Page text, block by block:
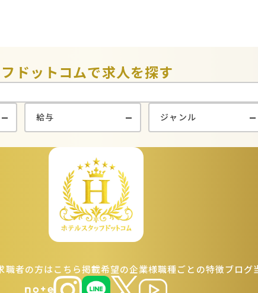
ドットコムで求人を探す
職者の方はこちら掲載希望の企業様職種ごとの特徴ブログ